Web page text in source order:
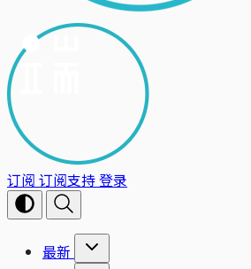
订阅 订阅支持登录
最新